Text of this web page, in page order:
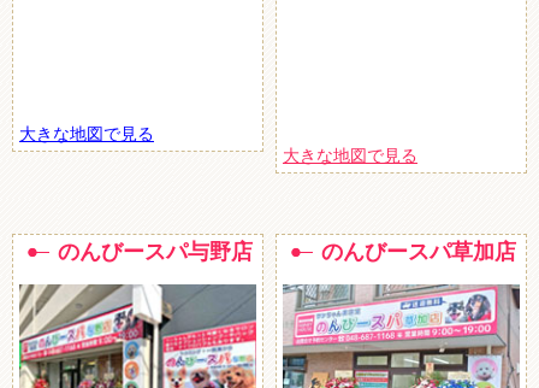
大きな地図で見る
大きな地図で見る
のんびースパ与野店 のんびースパ草加店